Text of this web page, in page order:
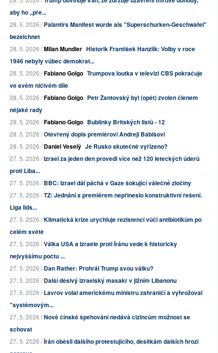
aby ho „pře...
28. 5. 2026 /Palantirs Manifest wurde als "Superschurken-Geschwafel"
bezeichnet
28. 5. 2026 /Milan Mundier Historik František Hanzlík: Volby v roce
1946 nebyly vůbec demokrat...
28. 5. 2026 /Fabiano Golgo Trumpova loutka v televizi CBS pokračuje
ve svém ničivém díle
28. 5. 2026 /Fabiano Golgo Petr Žantovský byl (opět) zvolen členem
nějaké rady
28. 5. 2026 /Fabiano Golgo Bublinky Britských listů - 12
28. 5. 2026 /Otevřený dopis premiérovi Andreji Babišovi
28. 5. 2026 /Daniel Veselý Je Rusko skutečně vyřízeno?
27. 5. 2026 /Izrael za jeden den provedl více než 120 leteckých úderů
proti Liba...
27. 5. 2026 /BBC: Izrael dál páchá v Gaze šokující válečné zločiny
27. 5. 2026 /TZ: Jednání s premiérem nepřineslo konstruktivní řešení.
Liga lids...
27. 5. 2026 /Klimatická krize urychluje rezistenci vůči antibiotikům po
celém světě
27. 5. 2026 /Válka USA a Izraele proti Íránu vede k historicky
nejvyššímu počtu ...
27. 5. 2026 /Dan Rather: Prohrál Trump svou válku?
27. 5. 2026 /Další děsivý izraelský masakr v jižním Libanonu
27. 5. 2026 /Lavrov volal americkému ministru zahraničí a vyhrožoval
"systémovým...
27. 5. 2026 /Nové čínské špehování nedává cizincům možnost se
schovat
27. 5. 2026 /Írán oběsil dalšího protestujícího, desítkám dalších hrozí